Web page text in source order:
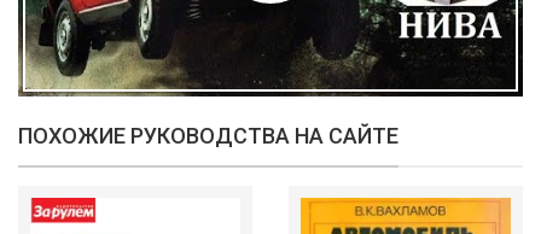
ПОХОЖИЕ РУКОВОДСТВА НА САЙТЕ